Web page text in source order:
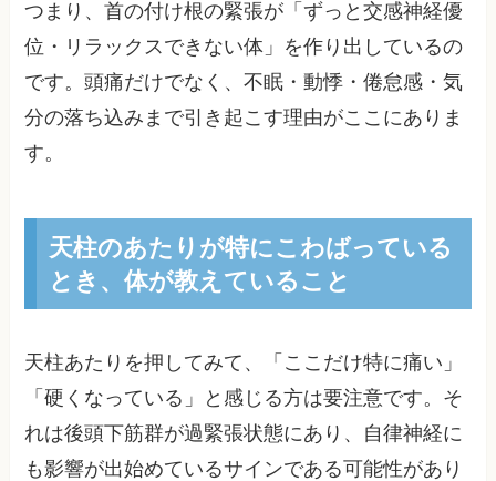
つまり、首の付け根の緊張が「ずっと交感神経優
位・リラックスできない体」を作り出しているの
です。頭痛だけでなく、不眠・動悸・倦怠感・気
分の落ち込みまで引き起こす理由がここにありま
す。
天柱のあたりが特にこわばっている
とき、体が教えていること
天柱あたりを押してみて、「ここだけ特に痛い」
「硬くなっている」と感じる方は要注意です。そ
れは後頭下筋群が過緊張状態にあり、自律神経に
も影響が出始めているサインである可能性があり